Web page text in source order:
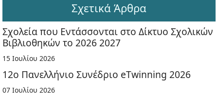
Σχετικά Άρθρα
Σχολεία που Εντάσσονται στο Δίκτυο Σχολικών
Βιβλιοθηκών το 2026 2027
15 Ιουλίου 2026
12ο Πανελλήνιο Συνέδριο eTwinning 2026
07 Ιουλίου 2026